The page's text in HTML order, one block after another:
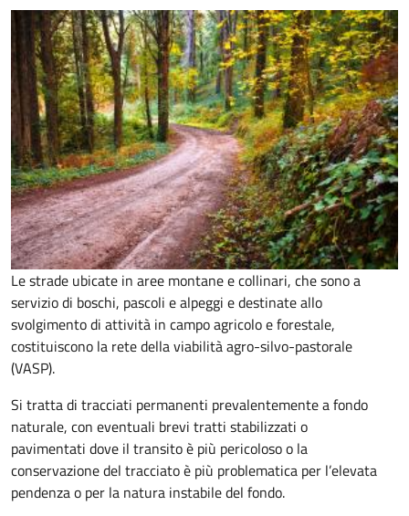
Le strade ubicate in aree montane e collinari, che sono a
servizio di boschi, pascoli e alpeggi e destinate allo
svolgimento di attività in campo agricolo e forestale,
costituiscono la rete della viabilità agro-silvo-pastorale
(VASP).
Si tratta di tracciati permanenti prevalentemente a fondo
naturale, con eventuali brevi tratti stabilizzati o
pavimentati dove il transito è più pericoloso o la
conservazione del tracciato è più problematica per l’elevata
pendenza o per la natura instabile del fondo.